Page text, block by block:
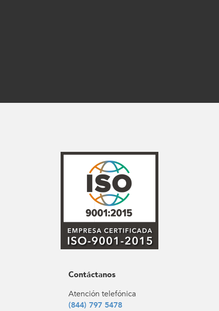
Contáctanos
Atención telefónica
(844) 797 5478